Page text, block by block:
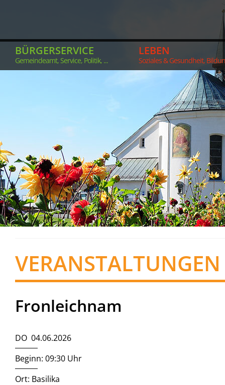
BÜRGERSERVICE
Gemeindeamt, Service, Politik, ...
LEBEN
Soziales & Gesundheit,
VERANSTALTUNGEN
Fronleichnam
DO 04.06.2026
Beginn: 09:30 Uhr
Ort: Basilika